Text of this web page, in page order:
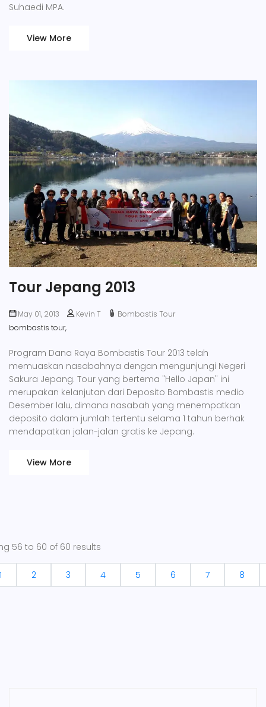
Suhaedi MPA.
View More
Tour Jepang 2013
May 01, 2013 Kevin T
Bombastis Tour
bombastis tour,
Program Dana Raya Bombastis Tour 2013 telah
memuaskan nasabahnya dengan mengunjungi Negeri
Sakura Jepang. Tour yang bertema "Hello Japan" ini
merupakan kelanjutan dari Deposito Bombastis medio
Desember lalu, dimana nasabah yang menempatkan
deposito dalam jumlah tertentu selama 1 tahun berhak
mendapatkan jalan-jalan gratis ke Jepang.
View More
56 to 60 of 60 results
1 2 3 4 5 6 7 8